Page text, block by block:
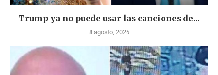
Trump ya no puede usar las canciones de...
8 agosto, 2026